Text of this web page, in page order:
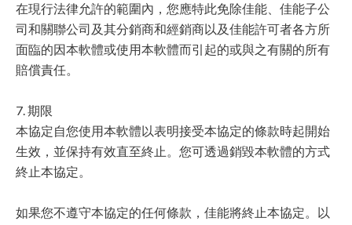
在現行法律允許的範圍內，您應特此免除佳能、佳能子公
司和關聯公司及其分銷商和經銷商以及佳能許可者各方所
面臨的因本軟體或使用本軟體而引起的或與之有關的所有
賠償責任。
7. 期限
本協定自您使用本軟體以表明接受本協定的條款時起開始
生效，並保持有效直至終止。您可透過銷毀本軟體的方式
終止本協定。
如果您不遵守本協定的任何條款，佳能將終止本協定。以